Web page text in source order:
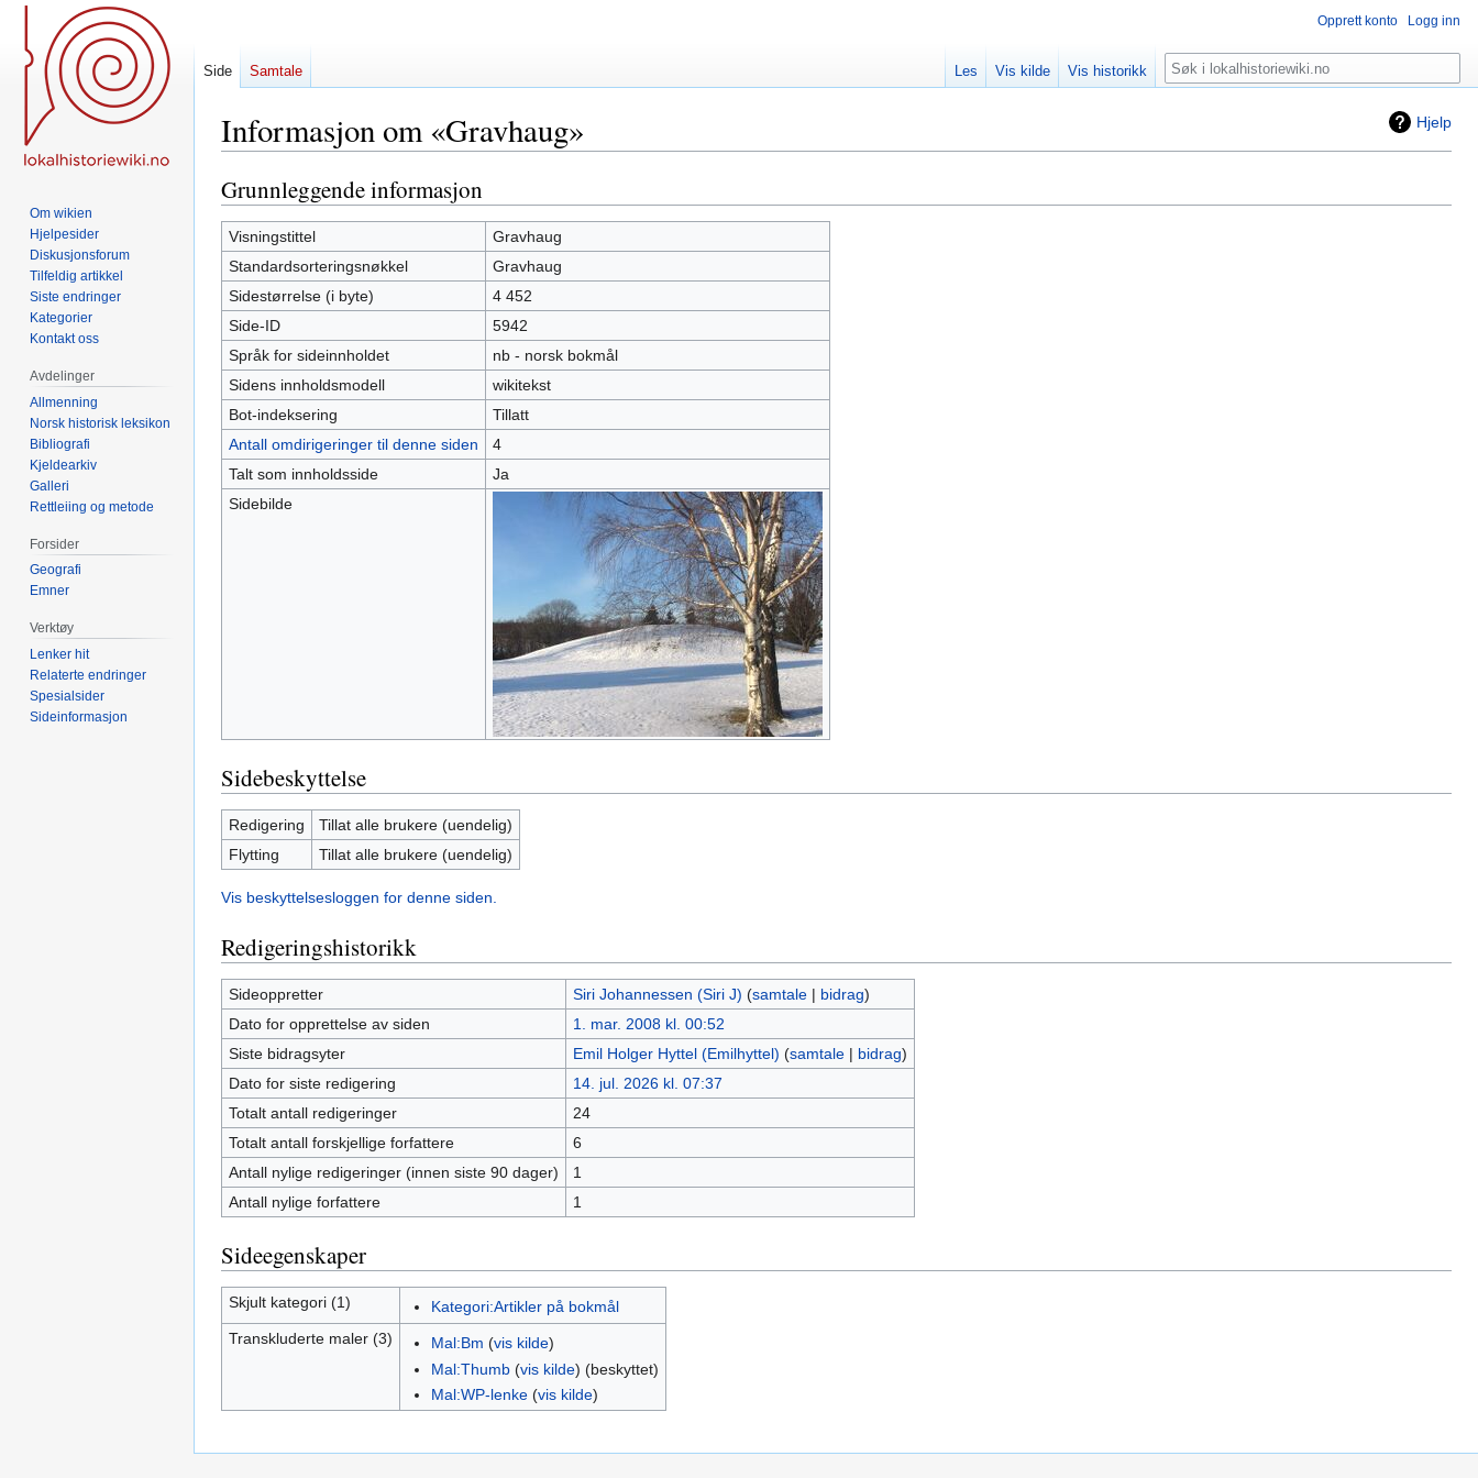
Hjelp
Informasjon om «Gravhaug»
Hopp
til
navigering
Hopp
til
søk
Grunnleggende informasjon
Visningstittel
Gravhaug
Standardsorteringsnøkkel
Gravhaug
Sidestørrelse (i byte)
4 452
Side-ID
5942
Språk for sideinnholdet
nb - norsk bokmål
Sidens innholdsmodell
wikitekst
Bot-indeksering
Tillatt
Antall omdirigeringer til denne siden
4
Talt som innholdsside
Ja
Sidebilde
Sidebeskyttelse
Redigering
Tillat alle brukere (uendelig)
Flytting
Tillat alle brukere (uendelig)
Vis beskyttelsesloggen for denne siden.
Redigeringshistorikk
Sideoppretter Siri Johannessen (Siri J) (samtale| bidrag)
Dato for opprettelse av siden
1. mar. 2008 kl. 00:52
Siste bidragsyter
Emil Holger Hyttel (Emilhyttel) (samtale| bidrag)
Dato for siste redigering
14. jul. 2026 kl. 07:37
Totalt antall redigeringer
24
Totalt antall forskjellige forfattere
6
Antall nylige redigeringer (innen siste 90 dager)
1
Antall nylige forfattere
1
Sideegenskaper
Skjult kategori (1)
Kategori:Artikler på bokmål
Transkluderte maler (3)
Mal:Bm (vis kilde)
Mal:Thumb(vis kilde) (beskyttet)
Mal:WP-lenke(vis kilde)
Opprett konto Logg inn
Side Samtale Les Vis kilde Vis historikk Søk
Om wikien
Hjelpesider
Diskusjonsforum
Tilfeldig artikkel
Siste endringer
Kategorier
Kontakt oss
Avdelinger
Allmenning
Norsk historisk leksikon
Bibliografi
Kjeldearkiv
Galleri
Rettleiing og metode
Forsider
Geografi
Emner
Verktøy
Lenker hit
Relaterte endringer
Spesialsider
Sideinformasjon